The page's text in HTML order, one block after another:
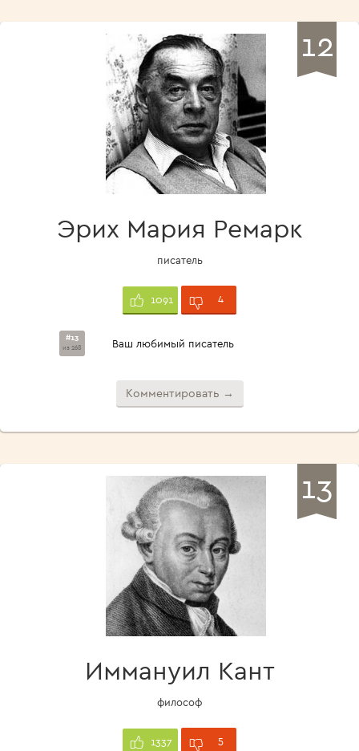
12
Эрих Мария Ремарк
писатель
1091 4
#13
из 268 Ваш любимый писатель
Комментировать →
13
Иммануил Кант
философ
1337 5